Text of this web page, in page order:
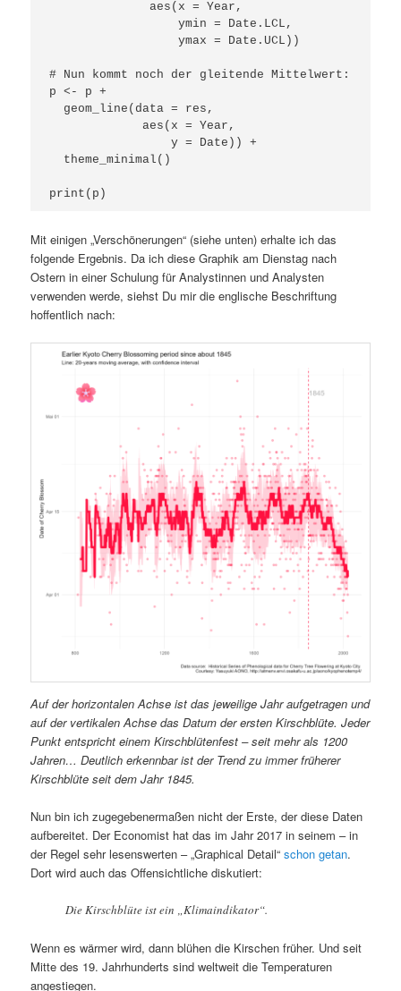
                  ymin = Date.LCL,
                  ymax = Date.UCL))
# Nun kommt noch der gleitende Mittelwert:
p <- p +
                 y = Date)) +
print(p)
Mit einigen „Verschönerungen“ (siehe unten) erhalte ich das
folgende Ergebnis. Da ich diese Graphik am Dienstag nach
Ostern in einer Schulung für Analystinnen und Analysten
verwenden werde, siehst Du mir die englische Beschriftung
hoffentlich nach:
Auf der horizontalen Achse ist das jeweilige Jahr aufgetragen und
auf der vertikalen Achse das Datum der ersten Kirschblüte. Jeder
Punkt entspricht einem Kirschblütenfest – seit mehr als 1200
Jahren… Deutlich erkennbar ist der Trend zu immer früherer
Kirschblüte seit dem Jahr 1845.
Nun bin ich zugegebenermaßen nicht der Erste, der diese Daten
aufbereitet. Der Economist hat das im Jahr 2017 in seinem – in
der Regel sehr lesenswerten – „Graphical Detail“schon getan.
Dort wird auch das Offensichtliche diskutiert:
Die Kirschblüte ist ein „Klimaindikator“.
Wenn es wärmer wird, dann blühen die Kirschen früher. Und seit
Mitte des 19. Jahrhunderts sind weltweit die Temperaturen
angestiegen.